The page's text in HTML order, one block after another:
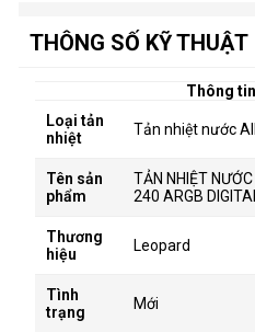
THÔNG SỐ KỸ THUẬT
Thông
Loại tản
nhiệt
Tản nhiệt nước
Tên sản
phẩm
TẢN NHIỆT
240 ARGB
Thương
hiệu
Leopard
Tình
trạng
Mới